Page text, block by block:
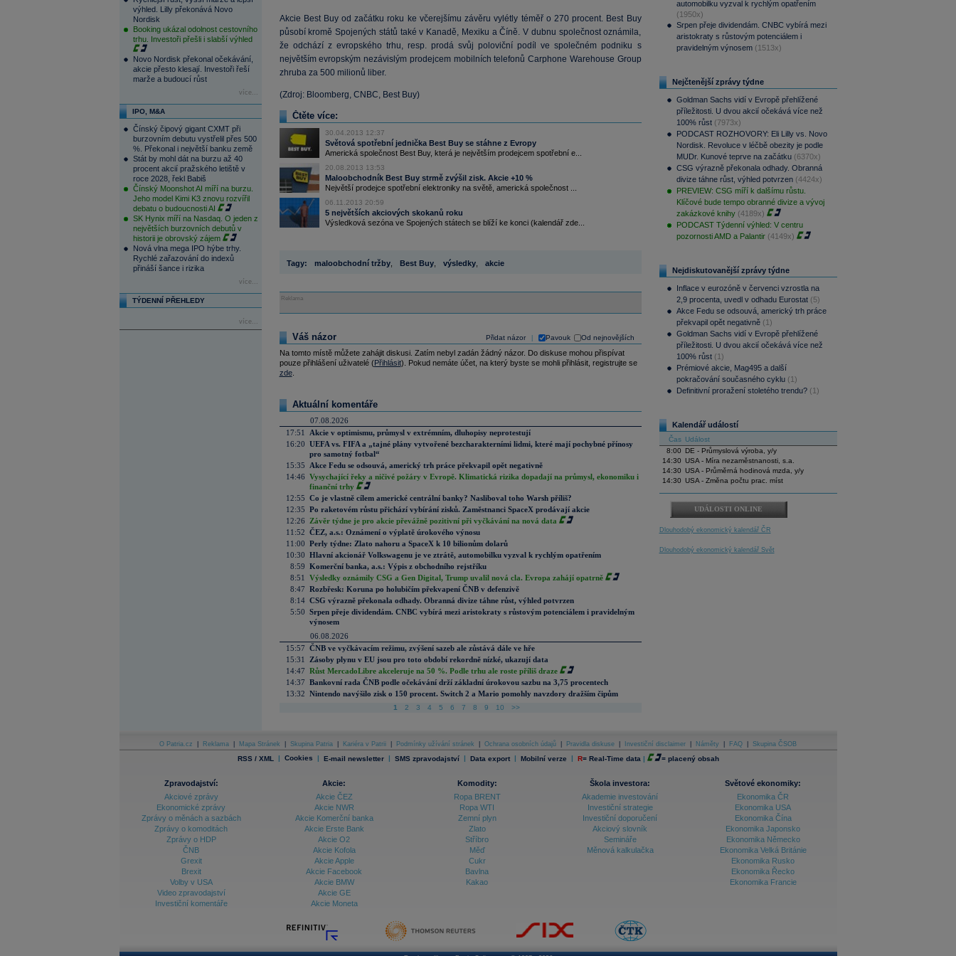
výhled. Lilly překonává Novo
Nordisk
Booking ukázal odolnost cestovního
trhu. Investoři přešli i slabší výhled
Novo Nordisk překonal očekávání,
akcie přesto klesají. Investoři řeší
marže a budoucí růst
více...
IPO, M&A
Čínský čipový gigant CXMT při
burzovním debutu vystřelil přes 500
%. Překonal i největší banku země
Stát by mohl dát na burzu až 40
procent akcií pražského letiště v
roce 2028, řekl Babiš
Čínský Moonshot AI míří na burzu.
Jeho model Kimi K3 znovu rozvířil
debatu o budoucnosti AI
SK Hynix míří na Nasdaq. O jeden z
největších burzovních debutů v
historii je obrovský zájem
Nová vlna mega IPO hýbe trhy.
Rychlé zařazování do indexů
přináší šance i rizika
více...
TÝDENNÍ PŘEHLEDY
více...
Akcie Best Buy od začátku roku ke včerejšímu závěru vylétly téměř o 270 procent. Best Buy
působí kromě Spojených států také v Kanadě, Mexiku a Číně. V dubnu společnost oznámila,
že odchází z evropského trhu, resp. prodá svůj poloviční podíl ve společném podniku s
největším evropským nezávislým prodejcem mobilních telefonů Carphone Warehouse Group
zhruba za 500 milionů liber.
(Zdroj: Bloomberg, CNBC, Best Buy)
Čtěte více:
30.04.2013 12:37
Světová spotřební jednička Best Buy se stáhne z Evropy
Americká společnost Best Buy, která je největším prodejcem spotřební e...
20.08.2013 13:53
Maloobchodník Best Buy strmě zvýšil zisk. Akcie +10 %
Největší prodejce spotřební elektroniky na světě, americká společnost ...
06.11.2013 20:59
5 největších akciových skokanů roku
Výsledková sezóna ve Spojených státech se blíží ke konci (kalendář zde...
Tagy: maloobchodní tržby, Best Buy, výsledky, akcie
Reklama
Přidat názor Pavouk Od nejnovějších
Váš názor
Na tomto místě můžete zahájit diskusi. Zatím nebyl zadán žádný názor. Do diskuse mohou přispívat
pouze přihlášení uživatelé (Přihlásit). Pokud nemáte účet, na který byste se mohli přihlásit, registrujte se
zde.
Aktuální komentáře
07.08.2026
17:51
Akcie v optimismu, průmysl v extrémním, dluhopisy neprotestují
16:20 UEFA vs. FIFA a „tajné plány vytvořené bezcharakterními lidmi, které mají pochybné přínosy
pro samotný fotbal“
15:35
Akce Fedu se odsouvá, americký trh práce překvapil opět negativně
14:46 Vysychající řeky a ničivé požáry v Evropě. Klimatická rizika dopadají na průmysl, ekonomiku i
finanční trhy
12:55 Co je vlastně cílem americké centrální banky? Nasliboval toho Warsh příliš?
12:35 Po raketovém růstu přichází vybírání zisků. Zaměstnanci SpaceX prodávají akcie
12:26
Závěr týdne je pro akcie převážně pozitivní při vyčkávání na nová data
11:52 ČEZ, a.s.: Oznámení o výplatě úrokového výnosu
11:00 Perly týdne: Zlato nahoru a SpaceX k 10 bilionům dolarů
10:30 Hlavní akcionář Volkswagenu je ve ztrátě, automobilku vyzval k rychlým opatřením
8:59 Komerční banka, a.s.: Výpis z obchodního rejstříku
8:51
Výsledky oznámily CSG a Gen Digital, Trump uvalil nová cla. Evropa zahájí opatrně
8:47 Rozbřesk: Koruna po holubičím překvapení ČNB v defenzivě
8:14 CSG výrazně překonala odhady. Obranná divize táhne růst, výhled potvrzen
5:50 Srpen přeje dividendám. CNBC vybírá mezi aristokraty s růstovým potenciálem i pravidelným
výnosem
06.08.2026
15:57 ČNB ve vyčkávacím režimu, zvýšení sazeb ale zůstává dále ve hře
15:31
Zásoby plynu v EU jsou pro toto období rekordně nízké, ukazují data
14:47 Růst MercadoLibre akceleruje na 50 %. Podle trhu ale roste příliš draze
14:37 Bankovní rada ČNB podle očekávání drží základní úrokovou sazbu na 3,75 procentech
13:32 Nintendo navýšilo zisk o 150 procent. Switch 2 a Mario pomohly navzdory dražším čipům
1 2 3 4 5 6 7 8 9 10 >>
automobilku vyzval k rychlým opatřením
(1950x)
Srpen přeje dividendám. CNBC vybírá mezi
aristokraty s růstovým potenciálem i
pravidelným výnosem (1513x)
Nejčtenější zprávy týdne
Goldman Sachs vidí v Evropě přehlížené
příležitosti. U dvou akcií očekává více než
100% růst (7973x)
PODCAST ROZHOVORY: Eli Lilly vs. Novo
Nordisk. Revoluce v léčbě obezity je podle
MUDr. Kunové teprve na začátku (6370x)
CSG výrazně překonala odhady. Obranná
divize táhne růst, výhled potvrzen (4424x)
PREVIEW: CSG míří k dalšímu růstu.
Klíčové bude tempo obranné divize a vývoj
zakázkové knihy (4189x)
PODCAST Týdenní výhled: V centru
pozornosti AMD a Palantir (4149x)
Nejdiskutovanější zprávy týdne
Inflace v eurozóně v červenci vzrostla na
2,9 procenta, uvedl v odhadu Eurostat (5)
Akce Fedu se odsouvá, americký trh práce
překvapil opět negativně (1)
Goldman Sachs vidí v Evropě přehlížené
příležitosti. U dvou akcií očekává více než
100% růst (1)
Prémiové akcie, Mag495 a další
pokračování současného cyklu (1)
Definitivní proražení stoletého trendu? (1)
Kalendář událostí
Čas Událost
8:00
DE - Průmyslová výroba, y/y
14:30 USA - Míra nezaměstnanosti, s.a.
14:30 USA - Průměrná hodinová mzda, y/y
14:30 USA - Změna počtu prac. míst
UDÁLOSTI ONLINE
Dlouhodobý ekonomický kalendář ČR
Dlouhodobý ekonomický kalendář Svět
O Patria.cz Reklama Mapa Stránek Skupina Patria Kariéra v Patrii Podmínky užívání stránek Ochrana osobních údajů Pravidla diskuse Investiční disclaimer Náměty FAQ Skupina ČSOB
RSS / XML | Cookies | E-mail newsletter | SMS zpravodajství | Data export | Mobilní verze | R= Real-Time data | = placený obsah
Zpravodajství:
Akciové zprávy
Ekonomické zprávy
Zprávy o měnách a sazbách
Zprávy o komoditách
Zprávy o HDP
ČNB
Grexit
Brexit
Volby v USA
Video zpravodajství
Investiční komentáře
Akcie:
Akcie ČEZ
Akcie NWR
Akcie Komerční banka
Akcie Erste Bank
Akcie O2
Akcie Kofola
Akcie Apple
Akcie Facebook
Akcie BMW
Akcie GE
Akcie Moneta
Komodity:
Ropa BRENT
Ropa WTI
Zemní plyn
Zlato
Stříbro
Měď
Cukr
Bavlna
Kakao
Škola investora:
Akademie investování
Investiční strategie
Investiční doporučení
Akciový slovník
Semináře
Měnová kalkulačka
Světové ekonomiky:
Ekonomika ČR
Ekonomika USA
Ekonomika Čína
Ekonomika Japonsko
Ekonomika Německo
Ekonomika Velká Británie
Ekonomika Rusko
Ekonomika Řecko
Ekonomika Francie